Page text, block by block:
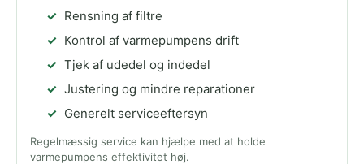
Rensning af filtre
Kontrol af varmepumpens drift
Tjek af udedel og indedel
Justering og mindre reparationer
Generelt serviceeftersyn
Regelmæssig service kan hjælpe med at holde
varmepumpens effektivitet høj.